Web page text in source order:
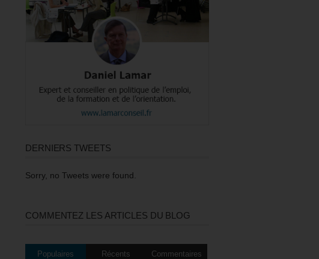
DERNIERS TWEETS
Sorry, no Tweets were found.
COMMENTEZ LES ARTICLES DU BLOG
Populaires Récents Commentaires